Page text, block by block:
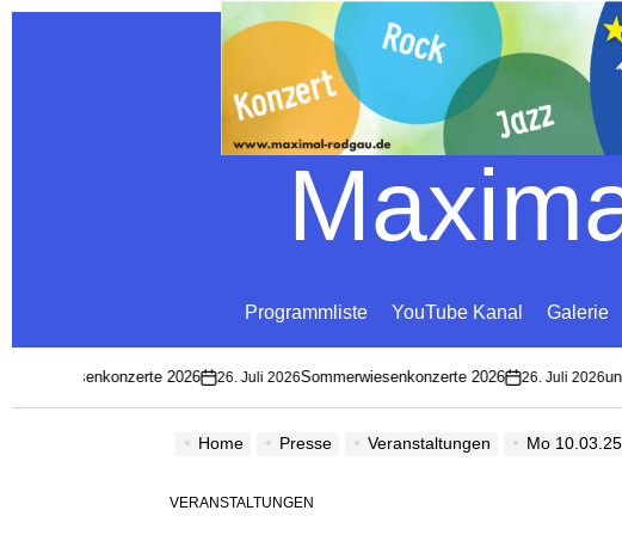
Programmliste YouTube Kanal Galerie
2026on
26. Juli 2026Sommerwiesenkonzerte 2026on
26. Juli 2026
Home Presse Veranstaltungen Mo
POSTED
VERANSTALTUNGEN